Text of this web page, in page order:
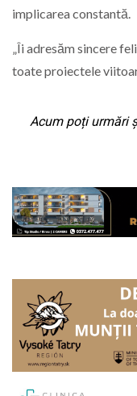
implicarea constantă.
„Îi adresăm sincere
toate proiectele
Acum poți urmări